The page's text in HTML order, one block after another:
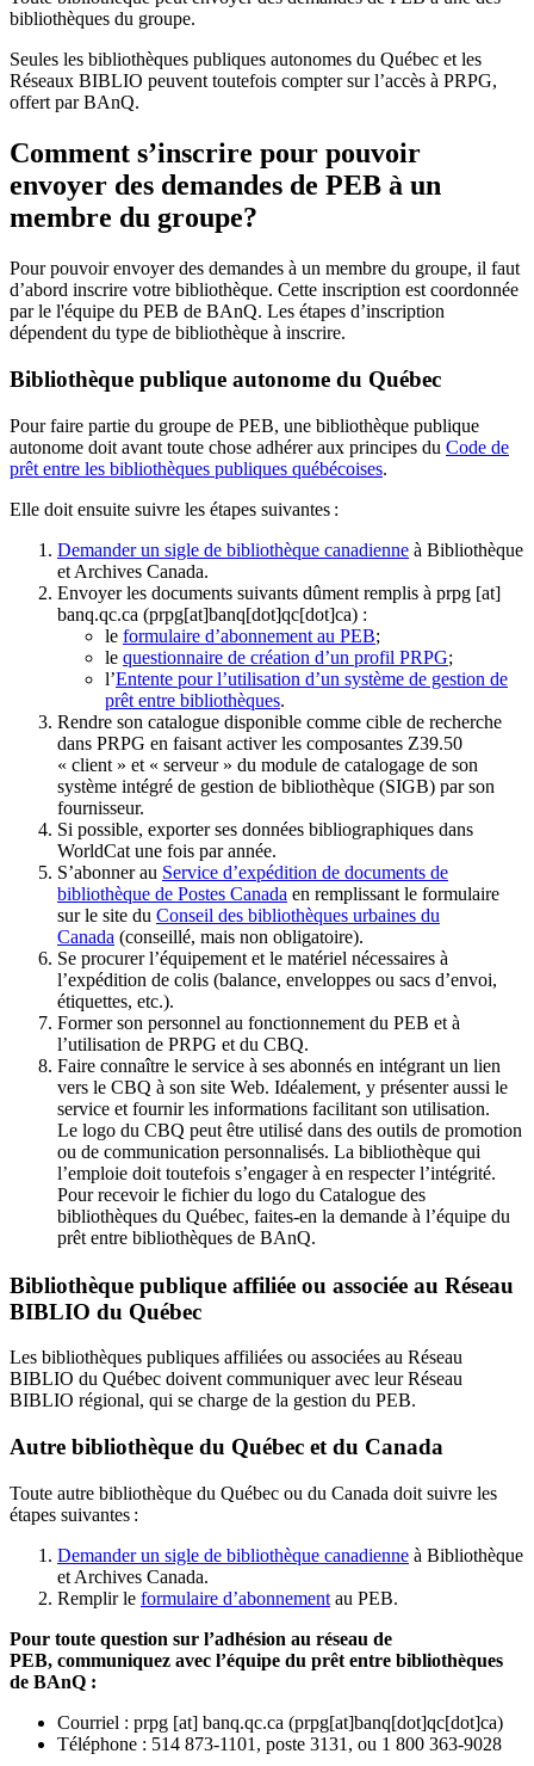
bibliothèques du groupe.
Seules les bibliothèques publiques autonomes du Québec et les
Réseaux BIBLIO peuvent toutefois compter sur l’accès à PRPG,
offert par BAnQ.
Comment s’inscrire pour pouvoir
envoyer des demandes de PEB à un
membre du groupe?
Pour pouvoir envoyer des demandes à un membre du groupe, il faut
d’abord inscrire votre bibliothèque. Cette inscription est coordonnée
par le l'équipe du PEB de BAnQ. Les étapes d’inscription
dépendent du type de bibliothèque à inscrire.
Bibliothèque publique autonome du Québec
Pour faire partie du groupe de PEB, une bibliothèque publique
autonome doit avant toute chose adhérer aux principes du Code de
prêt entre les bibliothèques publiques québécoises.
Elle doit ensuite suivre les étapes suivantes :
Demander un sigle de bibliothèque canadienne à Bibliothèque
et Archives Canada.
Envoyer les documents suivants dûment remplis à prpg [at]
banq.qc.ca (prpg[at]banq[dot]qc[dot]ca) :
le formulaire d’abonnement au PEB;
le questionnaire de création d’un profil PRPG;
l’Entente pour l’utilisation d’un système de gestion de
prêt entre bibliothèques.
Rendre son catalogue disponible comme cible de recherche
dans PRPG en faisant activer les composantes Z39.50
« client » et « serveur » du module de catalogage de son
système intégré de gestion de bibliothèque (SIGB) par son
fournisseur.
Si possible, exporter ses données bibliographiques dans
WorldCat une fois par année.
S’abonner au Service d’expédition de documents de
bibliothèque de Postes Canada en remplissant le formulaire
sur le site du Conseil des bibliothèques urbaines du
Canada (conseillé, mais non obligatoire).
Se procurer l’équipement et le matériel nécessaires à
l’expédition de colis (balance, enveloppes ou sacs d’envoi,
étiquettes, etc.).
Former son personnel au fonctionnement du PEB et à
l’utilisation de PRPG et du CBQ.
Faire connaître le service à ses abonnés en intégrant un lien
vers le CBQ à son site Web. Idéalement, y présenter aussi le
service et fournir les informations facilitant son utilisation.
Le logo du CBQ peut être utilisé dans des outils de promotion
ou de communication personnalisés. La bibliothèque qui
l’emploie doit toutefois s’engager à en respecter l’intégrité.
Pour recevoir le fichier du logo du Catalogue des
bibliothèques du Québec, faites-en la demande à l’équipe du
prêt entre bibliothèques de BAnQ.
Bibliothèque publique affiliée ou associée au Réseau
BIBLIO du Québec
Les bibliothèques publiques affiliées ou associées au Réseau
BIBLIO du Québec doivent communiquer avec leur Réseau
BIBLIO régional, qui se charge de la gestion du PEB.
Autre bibliothèque du Québec et du Canada
Toute autre bibliothèque du Québec ou du Canada doit suivre les
étapes suivantes :
Demander un sigle de bibliothèque canadienne à Bibliothèque
et Archives Canada.
Remplir le formulaire d’abonnement au PEB.
Pour toute question sur l’adhésion au réseau de
PEB, communiquez avec l’équipe du prêt entre bibliothèques
de BAnQ :
Courriel : prpg [at] banq.qc.ca (prpg[at]banq[dot]qc[dot]ca)
Téléphone : 514 873-1101, poste 3131, ou 1 800 363-9028